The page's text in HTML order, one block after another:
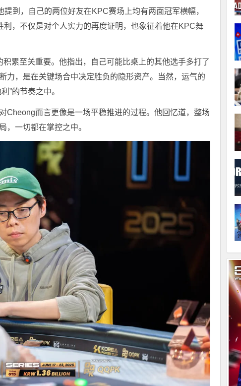
到，自己的两位好友在KPC赛场上均有两面冠军横幅，
利，不仅是对个人实力的再度证明，也象征着他在KPC舞
累至关重要。他指出，自己可能比桌上的其他选手多打了
力，是在关键场合中决定胜负的隐形资产。当然，运气的
”的节奏之中。
Cheong而言更像是一场平稳推进的过程。他回忆道，整场
，一切都在掌控之中。